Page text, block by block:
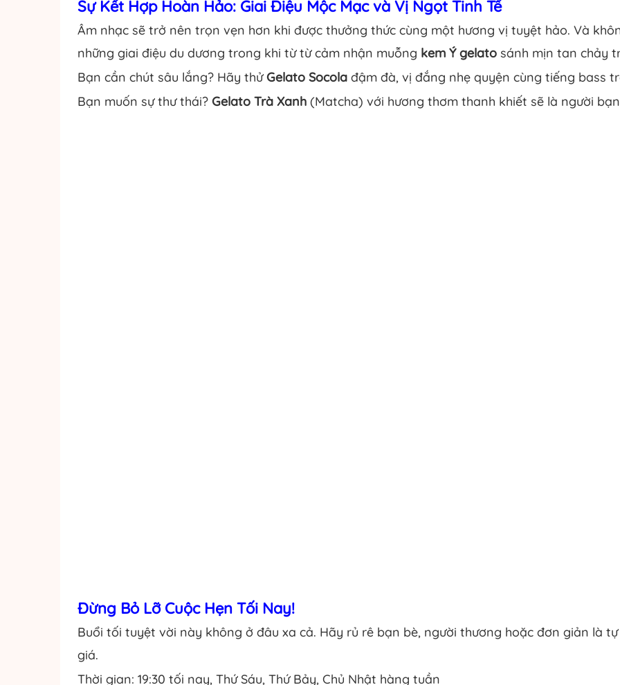
Sự Kết Hợp Hoàn Hảo: Giai Điệu Mộc Mạc và Vị Ngọt Tinh Tế
Âm nhạc sẽ trở nên trọn vẹn hơn khi được thưởng thức cùng một hương vị tuyệt hảo. Và
những giai điệu du dương trong khi từ từ cảm nhận muỗng kem Ý gelato sánh mịn tan chảy
Bạn cần chút sâu lắng? Hãy thửGelato Socola đậm đà, vị đắng nhẹ quyện cùng tiếng bass
Bạn muốn sự thư thái? Gelato Trà Xanh (Matcha) với hương thơm thanh khiết sẽ là người
Đừng Bỏ Lỡ Cuộc Hẹn Tối Nay!
Buổi tối tuyệt vời này không ở đâu xa cả. Hãy rủ rê bạn bè, người thương hoặc đơn giản là
giá.
Thời gian: 19:30 tối nay, Thứ Sáu, Thứ Bảy, Chủ Nhật hàng tuần